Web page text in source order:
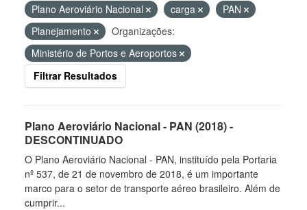
Plano Aeroviário Nacional carga
PAN
Planejamento
Organizações:
Ministério de Portos e Aeroportos
Filtrar Resultados
Plano Aeroviário Nacional - PAN (2018) -
DESCONTINUADO
O Plano Aeroviário Nacional - PAN, instituído pela Portaria
nº 537, de 21 de novembro de 2018, é um importante
marco para o setor de transporte aéreo brasileiro. Além de
cumprir...